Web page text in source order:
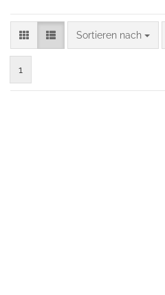
Sortieren nach
Sortieren nach
1